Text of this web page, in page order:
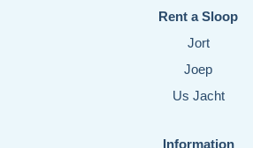
Rent a Sloop
Jort
Joep
Us Jacht
Information